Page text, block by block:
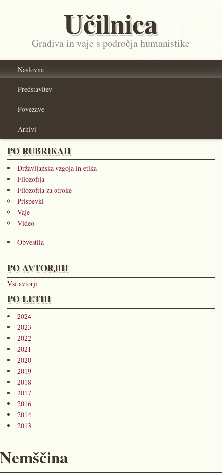
Učilnica
Gradiva in vaje s področja humanistike
Naslovna
Predstavitev
Povezave
Arhivi
PO RUBRIKAH
Državljanska vzgoja in etika
Filozofija
Filozofija za otroke
Prispevki
Vaje
Video
Obvestila
PO AVTORJIH
Vsi avtorji
PO LETIH
2024
2023
2022
2021
2020
2019
2018
2017
2016
2014
2013
Nemščina